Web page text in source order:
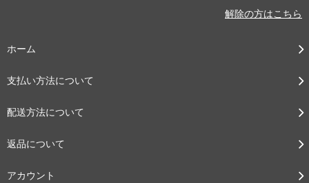
解除の方はこちら
ホーム
支払い方法について
配送方法について
返品について
アカウント